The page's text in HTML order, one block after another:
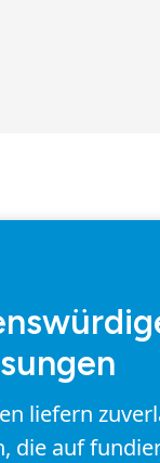
liefern
die auf